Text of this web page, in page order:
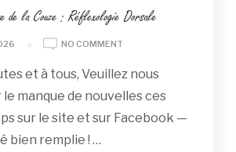
de la Couze : Réflexologie Dorsale
NO COMMENT
CHEZ
DE
LA
et à tous, Veuillez nous
manque de nouvelles ces
sur le site et sur Facebook —
bien remplie ! …